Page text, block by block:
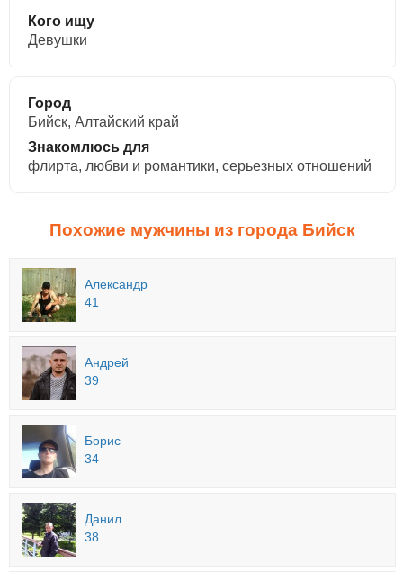
Кого ищу
Девушки
Город
Бийск, Алтайский край
Знакомлюсь для
флирта, любви и романтики, cерьезных отношений
Похожие мужчины из города Бийск
Александр
41
Андрей
39
Борис
34
Данил
38